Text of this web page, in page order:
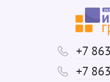
+7
+7